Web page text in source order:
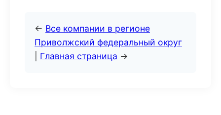
← Все компании в регионе
Приволжский федеральный округ
Главная страница →